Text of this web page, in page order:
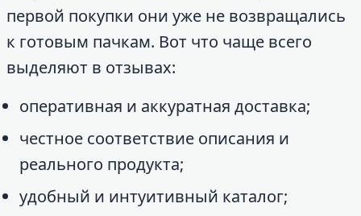
первой покупки они уже не возвращались
к готовым пачкам. Вот что чаще всего
выделяют в отзывах:
оперативная и аккуратная доставка;
честное соответствие описания и
реального продукта;
удобный и интуитивный каталог;